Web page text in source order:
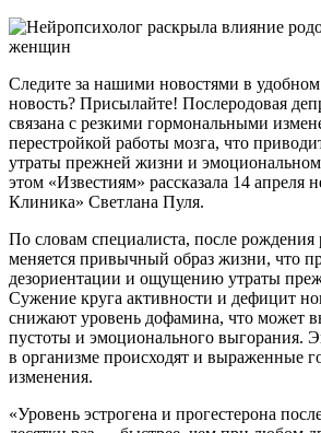
Следите за нашими новостями в
новость? Присылайте! Послеродовая
связана с резкими гормональными
перестройкой работы мозга, что
утраты прежней жизни и
этом «Известиям» рассказала 14
Клиника» Светлана Пуля.
По словам специалиста, после рождения
меняется привычный образ жизни, что
дезориентации и ощущению утраты
Сужение круга активности и дефицит
снижают уровень дофамина, что может
пустоты и эмоционального выгорания.
в организме происходят и выраженные
изменения.
«Уровень эстрогена и прогестерона